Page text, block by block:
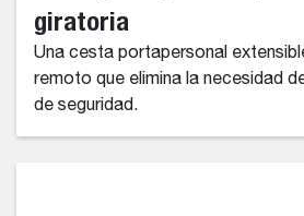
giratoria
Una cesta portapersonal
remoto que elimina la necesidad
de seguridad.